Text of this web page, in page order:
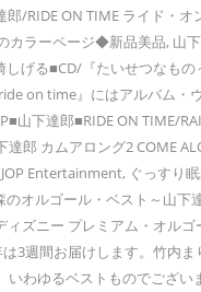
/RIDE ON TIME ライド・
カラーページ◆新品美品,
げる■CD/『たいせつなも
on time』にはアルバム・
山下達郎■RIDE ON TIME/
郎 カムアロング2 COME
Entertainment, ぐっすり
オルゴール・ベスト～山下
ズニー プレミアム・オル
3週間お届けします。竹内
わゆるベストものでござい